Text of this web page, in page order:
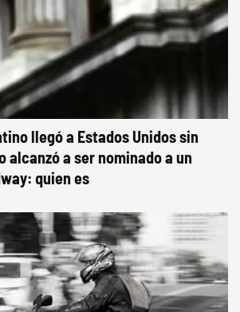
llegó a Estados Unidos sin
alcanzó a ser nominado a un
quien es